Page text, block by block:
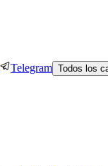
Telegram Todos los